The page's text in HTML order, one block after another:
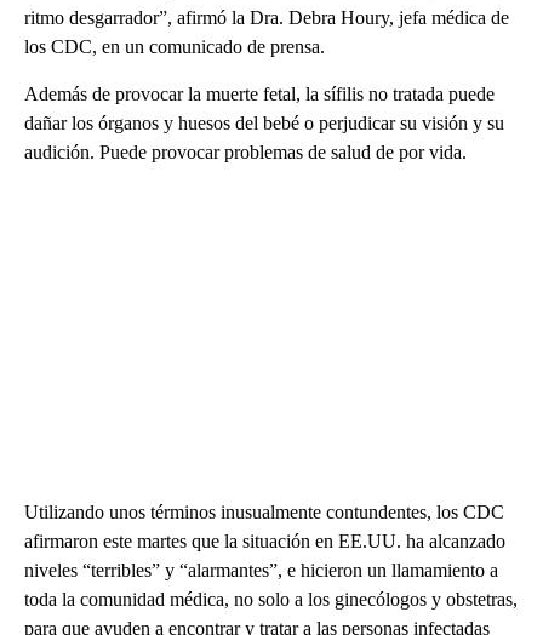
ritmo desgarrador”, afirmó la Dra. Debra Houry, jefa médica de
los CDC, en un comunicado de prensa.
Además de provocar la muerte fetal, la sífilis no tratada puede
dañar los órganos y huesos del bebé o perjudicar su visión y su
audición. Puede provocar problemas de salud de por vida.
Utilizando unos términos inusualmente contundentes, los CDC
afirmaron este martes que la situación en EE.UU. ha alcanzado
niveles “terribles” y “alarmantes”, e hicieron un llamamiento a
toda la comunidad médica, no solo a los ginecólogos y obstetras,
para que ayuden a encontrar y tratar a las personas infectadas